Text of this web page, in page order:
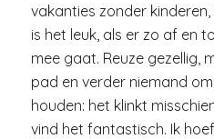
vakanties zonder kinderen,
is het leuk, als er zo af en
mee gaat. Reuze gezellig,
pad en verder niemand
houden: het klinkt
vind het fantastisch. Ik